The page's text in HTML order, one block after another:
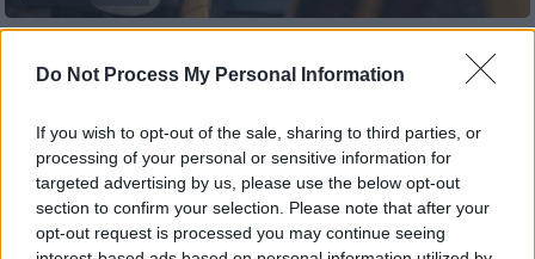
Do Not Process My Personal Information
If you wish to opt-out of the sale, sharing to third parties, or
processing of your personal or sensitive information for
targeted advertising by us, please use the below opt-out
section to confirm your selection. Please note that after your
opt-out request is processed you may continue seeing
Προσθέστε το ΕΘΝΟΣ στη Google
Να εξαπατήσει τουςεξεταστές και να
πάρει άδεια επαγγέλματος οδικού
μεταφορέαεμπορευμάτωναποπειράθηκε
ένας 39χρονος με τη...βοήθειαενός